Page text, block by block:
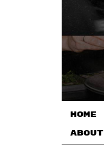
HOME
ABOUT